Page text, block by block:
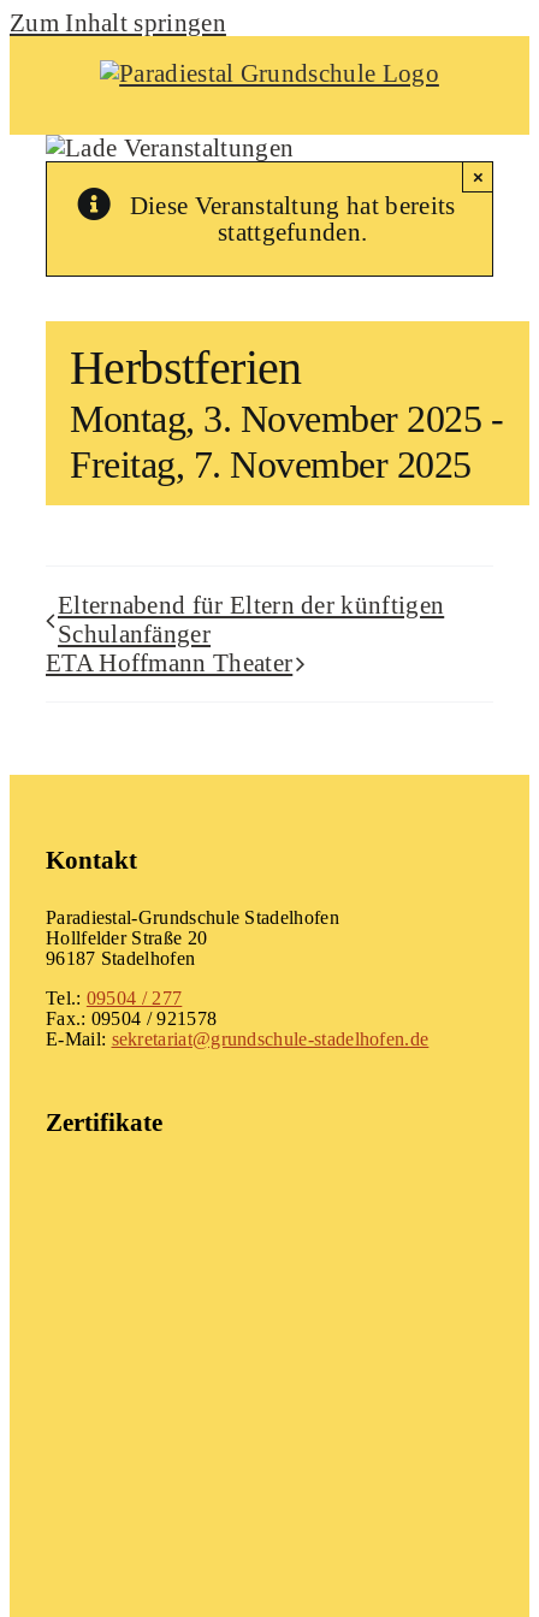
Zum Inhalt springen
Diese Veranstaltung hat bereits
stattgefunden.
×
Herbstferien
Montag, 3. November 2025 -
Freitag, 7. November 2025
Elternabend für Eltern der künftigen
Schulanfänger
ETA Hoffmann Theater
Kontakt
Paradiestal-Grundschule Stadelhofen
Hollfelder Straße 20
96187 Stadelhofen
Tel.: 09504 / 277
Fax.: 09504 / 921578
E-Mail: sekretariat@grundschule-stadelhofen.de
Zertifikate